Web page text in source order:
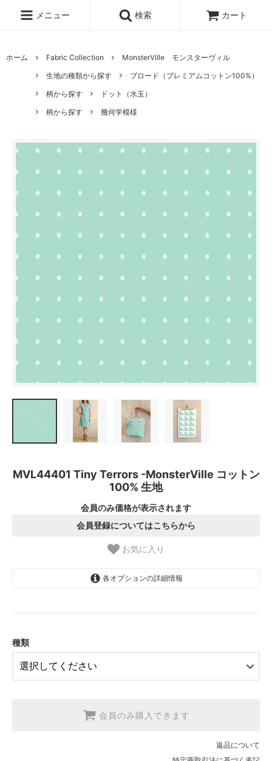
メニュー 検索 カート
ホーム Fabric Collection
MonsterVille モンスターヴィル
生地の種類から探す
ブロード（プレミアムコットン100%）
柄から探す
ドット（水玉）
柄から探す
幾何学模様
MVL44401 Tiny Terrors -MonsterVille コットン
100% 生地
会員のみ価格が表示されます
会員登録についてはこちらから
お気に入り
各オプションの詳細情報
【2026/9/20〆10月発送予定分】
種類
会員のみ購入できます
返品について